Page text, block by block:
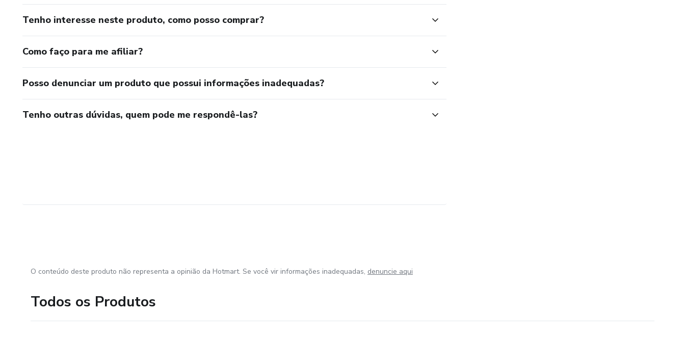
Tenho interesse neste produto, como posso comprar?
Como faço para me afiliar?
Posso denunciar um produto que possui informações inadequadas?
Tenho outras dúvidas, quem pode me respondê-las?
O conteúdo deste produto não representa a opinião da Hotmart. Se você vir informações inadequadas, denuncie aqui
Todos os Produtos